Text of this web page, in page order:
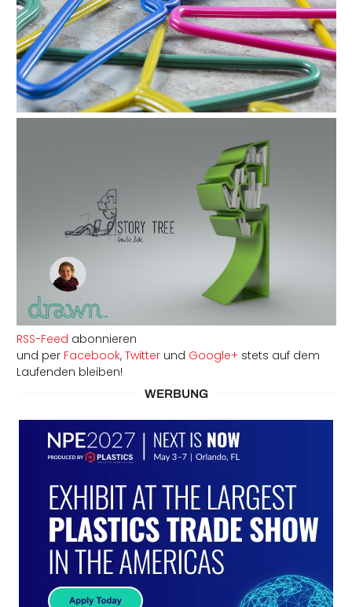
RSS-Feed abonnieren
und per Facebook, Twitterund Google+ stets auf dem
Laufenden bleiben!
WERBUNG